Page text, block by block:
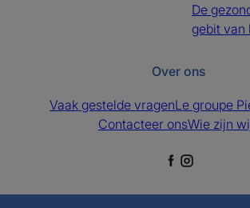
De
gebit van
Over ons
Vaak gestelde vragenLe groupe
Contacteer onsWie zijn